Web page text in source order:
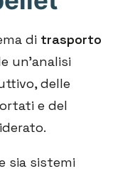
di trasporto
un’analisi
delle
e del
sia sistemi